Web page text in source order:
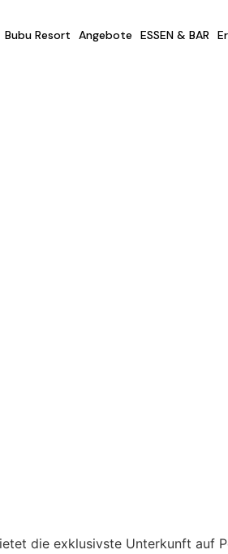
Bubu Resort Angebote ESSEN & BAR
die exklusivste Unterkunft auf